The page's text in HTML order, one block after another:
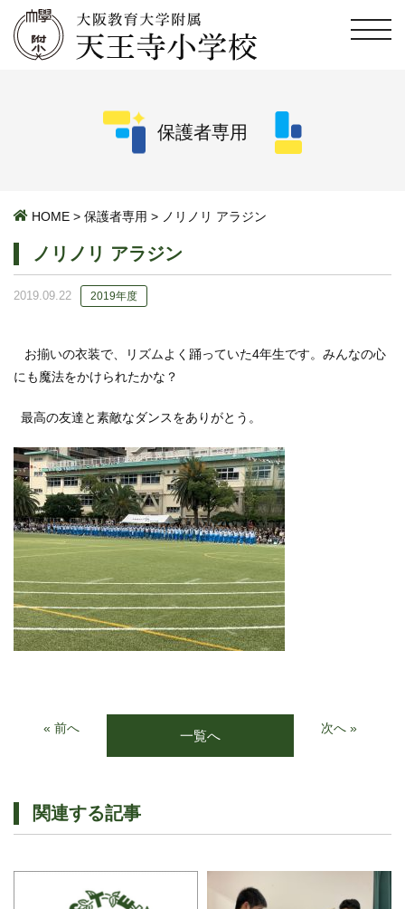
保護者専用
HOME > 保護者専用 > ノリノリ アラジン
ノリノリ アラジン
2019.09.22 2019年度
お揃いの衣装で、リズムよく踊っていた4年生です。みんなの心
にも魔法をかけられたかな？
最高の友達と素敵なダンスをありがとう。
« 前へ 一覧へ 次へ »
関連する記事